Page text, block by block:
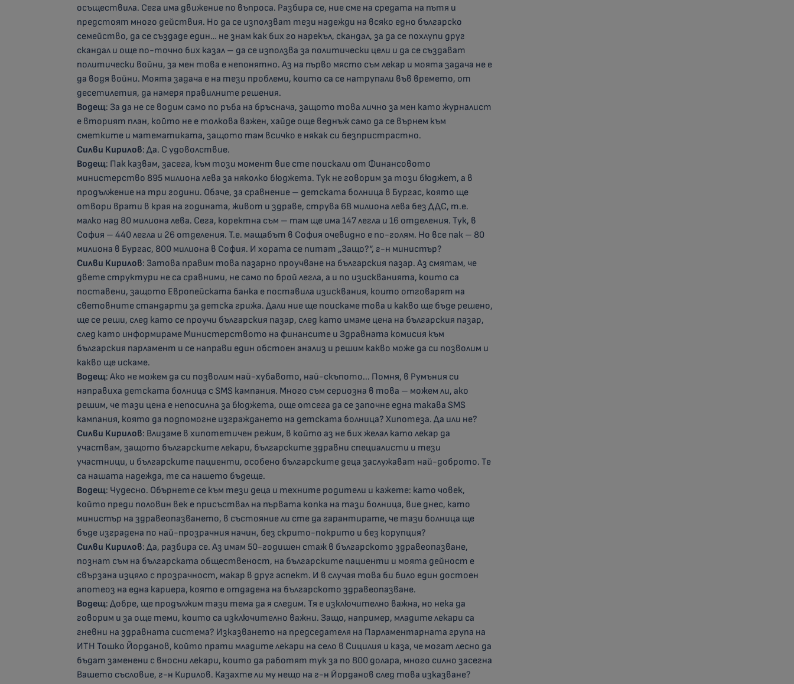
осъществила. Сега има движение по въпроса. Разбира се, ние сме на средата на пътя и
предстоят много действия. Но да се използват тези надежди на всяко едно българско
семейство, да се създаде един… не знам как бих го нарекъл, скандал, за да се похлупи друг
скандал и още по-точно бих казал – да се използва за политически цели и да се създават
политически войни, за мен това е непонятно. Аз на първо място съм лекар и моята задача не е
да водя войни. Моята задача е на тези проблеми, които са се натрупали във времето, от
десетилетия, да намеря правилните решения.
Водещ: За да не се водим само по ръба на бръснача, защото това лично за мен като журналист
е вторият план, който не е толкова важен, хайде още веднъж само да се върнем към
сметките и математиката, защото там всичко е някак си безпристрастно.
Силви Кирилов: Да. С удоволствие.
Водещ: Пак казвам, засега, към този момент вие сте поискали от Финансовото
министерство 895 милиона лева за няколко бюджета. Тук не говорим за този бюджет, а в
продължение на три години. Обаче, за сравнение – детската болница в Бургас, която ще
отвори врати в края на годината, живот и здраве, струва 68 милиона лева без ДДС, т.е.
малко над 80 милиона лева. Сега, коректна съм – там ще има 147 легла и 16 отделения. Тук, в
София – 440 легла и 26 отделения. Т.е. мащабът в София очевидно е по-голям. Но все пак – 80
милиона в Бургас, 800 милиона в София. И хората се питат „Защо?“, г-н министър?
Силви Кирилов: Затова правим това пазарно проучване на българския пазар. Аз смятам, че
двете структури не са сравними, не само по брой легла, а и по изискванията, които са
поставени, защото Европейската банка е поставила изисквания, които отговарят на
световните стандарти за детска грижа. Дали ние ще поискаме това и какво ще бъде решено,
ще се реши, след като се проучи българския пазар, след като имаме цена на българския пазар,
след като информираме Министерството на финансите и Здравната комисия към
българския парламент и се направи един обстоен анализ и решим какво може да си позволим и
какво ще искаме.
Водещ: Ако не можем да си позволим най-хубавото, най-скъпото... Помня, в Румъния си
направиха детската болница с SMS кампания. Много съм сериозна в това – можем ли, ако
решим, че тази цена е непосилна за бюджета, още отсега да се започне една такава SMS
кампания, която да подпомогне изграждането на детската болница? Хипотеза. Да или не?
Силви Кирилов: Влизаме в хипотетичен режим, в който аз не бих желал като лекар да
участвам, защото българските лекари, българските здравни специалисти и тези
участници, и българските пациенти, особено българските деца заслужават най-доброто. Те
са нашата надежда, те са нашето бъдеще.
Водещ: Чудесно. Обърнете се към тези деца и техните родители и кажете: като човек,
който преди половин век е присъствал на първата копка на тази болница, вие днес, като
министър на здравеопазването, в състояние ли сте да гарантирате, че тази болница ще
бъде изградена по най-прозрачния начин, без скрито-покрито и без корупция?
Силви Кирилов: Да, разбира се. Аз имам 50-годишен стаж в българското здравеопазване,
познат съм на българската общественост, на българските пациенти и моята дейност е
свързана изцяло с прозрачност, макар в друг аспект. И в случая това би било един достоен
апотеоз на една кариера, която е отдадена на българското здравеопазване.
Водещ: Добре, ще продължим тази тема да я следим. Тя е изключително важна, но нека да
говорим и за още теми, които са изключително важни. Защо, например, младите лекари са
гневни на здравната система? Изказването на председателя на Парламентарната група на
ИТН Тошко Йорданов, който прати младите лекари на село в Сицилия и каза, че могат лесно да
бъдат заменени с вносни лекари, които да работят тук за по 800 долара, много силно засегна
Вашето съсловие, г-н Кирилов. Казахте ли му нещо на г-н Йорданов след това изказване?